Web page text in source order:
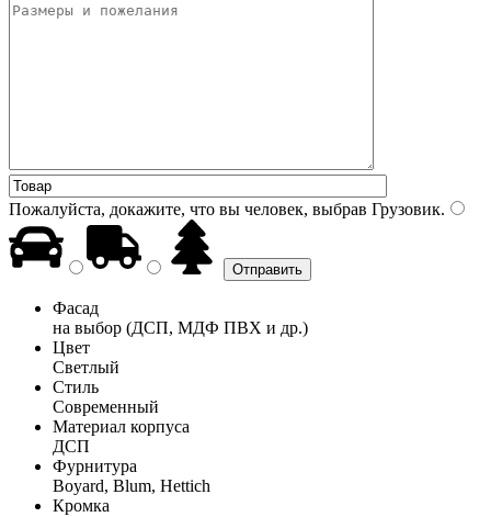
Пожалуйста, докажите, что вы человек, выбрав Грузовик.
Фасад
на выбор (ДСП, МДФ ПВХ и др.)
Цвет
Светлый
Стиль
Современный
Материал корпуса
ДСП
Фурнитура
Boyard, Blum, Hettich
Кромка